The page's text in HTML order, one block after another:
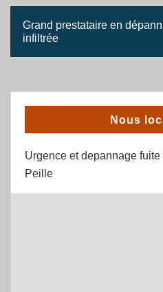
Grand prestataire en
infiltrée
Nous
Urgence et depannage
Peille